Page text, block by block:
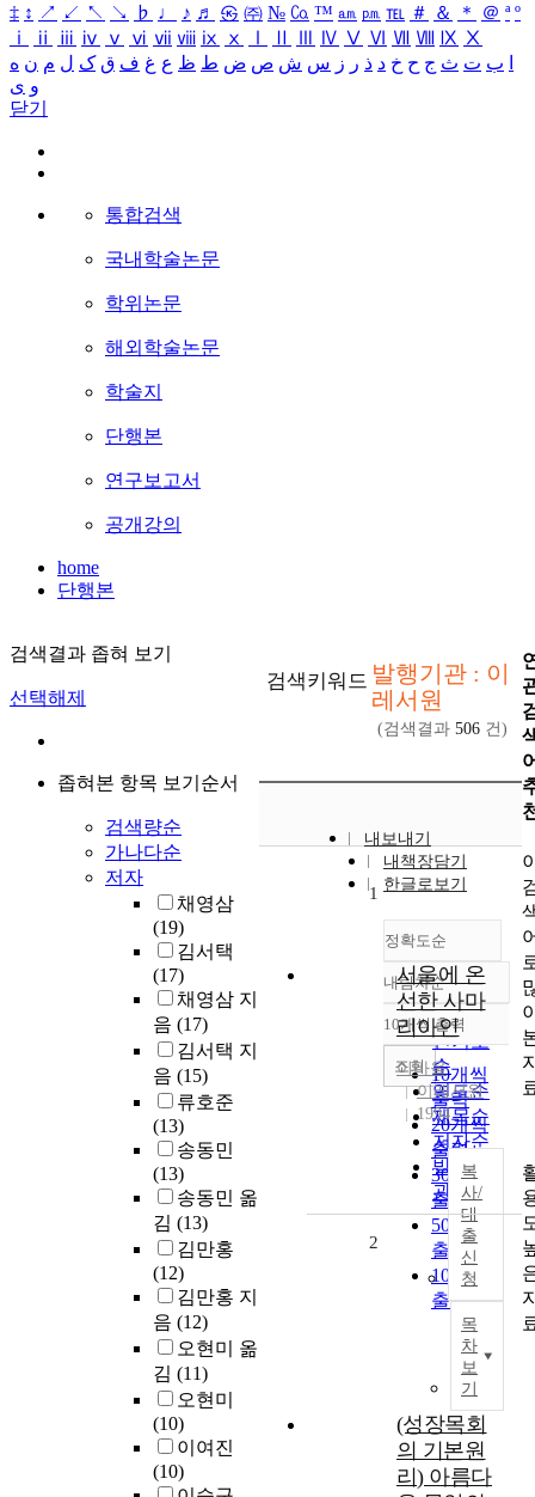
‡ ↕ ↗ ↙ ↖ ↘ ♭ ♩ ♪ ♬ ㉿ ㈜ № ㏇ ™ ㏂ ㏘ ℡ ＃ ＆ ＊ ＠ ª º
ⅰ
ⅱ ⅲ ⅳ ⅴ ⅵ ⅶ ⅷ ⅸ ⅹ Ⅳ Ⅴ Ⅵ Ⅶ Ⅷ Ⅸ Ⅹ
ب ت ث ج ح خ د ذ ر ز س ش ص ض ط ظ ع غ ف ق ک ل م ن ه
و ی
닫기
통합검색
국내학술논문
학위논문
해외학술논문
학술지
단행본
연구보고서
공개강의
home
단행본
검색결과 좁혀 보기
선택해제
좁혀본 항목 보기순서
검색량순
가나다순
저자
채영삼
(19)
김서택
(17)
채영삼 지
음 (17)
김서택 지
음 (15)
류호준
(13)
송동민
(13)
송동민 옮
김 (13)
김만홍
(12)
김만홍 지
음 (12)
오현미 옮
김 (11)
오현미
(10)
이여진
(10)
검색키워드 발행기관 : 이
레서원
(검색결과 506 건)
내보내기
내책장담기
한글로보기
정확도순
정확도
순
인기도
순
연도순
제목순
저자순
발행기
관순
내림차순
내림차순
10개씩 출력
10개씩
출력
20개씩
출력
30개씩
출력
50개씩
출력
100개씩
출력
조회
1
서울에 온
선한 사마
리아인
이바울
이레서원
1994
복
사/
대
출
신
청
목
차
보
기
2
(성장목회
의 기본원
리) 아름다